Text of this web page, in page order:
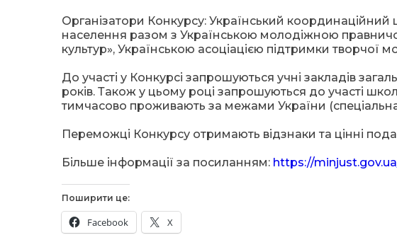
Організатори Конкурсу: Український координаційний
населення разом з Українською молодіжною
культур», Українською асоціацією підтримки творчої
До участі у Конкурсі запрошуються учні закладів
років. Також у цьому році запрошуються до участі
тимчасово проживають за межами України
Переможці Конкурсу отримають відзнаки та цінні
Більше інформації за посиланням: https://
Поширити це:
Facebook X